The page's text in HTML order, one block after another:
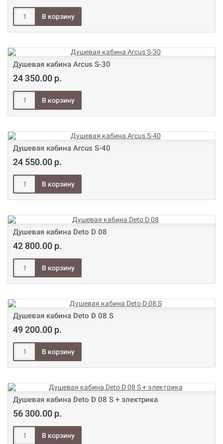
Душевая кабина Arcus S-30
24 350.00 р.
Душевая кабина Arcus S-40
24 550.00 р.
Душевая кабина Deto D 08
42 800.00 р.
Душевая кабина Deto D 08 S
49 200.00 р.
Душевая кабина Deto D 08 S + электрика
56 300.00 р.